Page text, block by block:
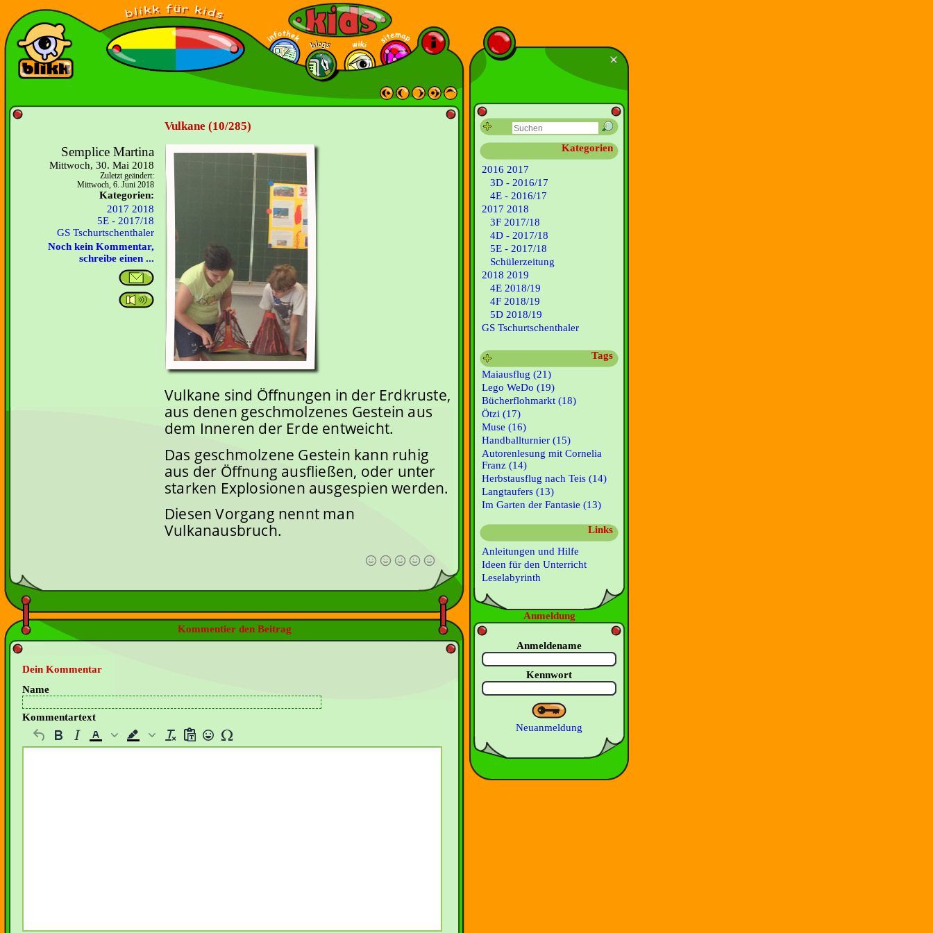
Vulkane (10/285)
Semplice Martina
Mittwoch, 30. Mai 2018
Zuletzt geändert:
Mittwoch, 6. Juni 2018
Kategorien:
2017 2018
5E - 2017/18
GS Tschurtschenthaler
Noch kein Kommentar,
schreibe einen ...
Vulkane sind Öffnungen in der Erdkruste,
aus denen geschmolzenes Gestein aus
dem Inneren der Erde entweicht.
Das geschmolzene Gestein kann ruhig
aus der Öffnung ausfließen, oder unter
starken Explosionen ausgespien werden.
Diesen Vorgang nennt man
Vulkanausbruch.
Kommentier den Beitrag
Dein Kommentar
Name
Kommentartext
Kategorien
2016 2017
3D - 2016/17
4E - 2016/17
2017 2018
3F 2017/18
4D - 2017/18
5E - 2017/18
Schülerzeitung
2018 2019
4E 2018/19
4F 2018/19
5D 2018/19
GS Tschurtschenthaler
Tags
Maiausflug (21)
Lego WeDo (19)
Bücherflohmarkt (18)
Ötzi (17)
Muse (16)
Handballturnier (15)
Autorenlesung mit Cornelia
Franz (14)
Herbstausflug nach Teis (14)
Langtaufers (13)
Im Garten der Fantasie (13)
Links
Anleitungen und Hilfe
Ideen für den Unterricht
Leselabyrinth
Anmeldung
Anmeldename
Kennwort
Neuanmeldung